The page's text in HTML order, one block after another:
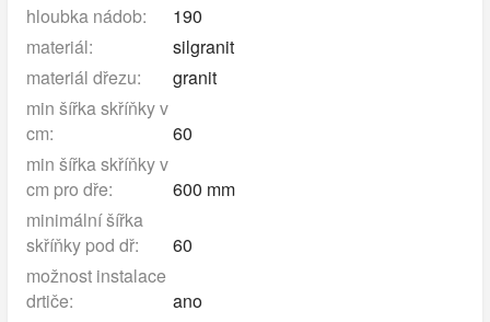
hloubka nádob:
190
materiál:
silgranit
materiál dřezu:
granit
min šířka skříňky v
cm:
60
min šířka skříňky v
cm pro dře:
600 mm
minimální šířka
skříňky pod dř:
60
možnost instalace
drtiče:
ano